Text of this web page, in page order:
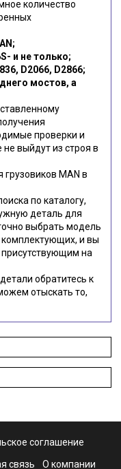
количество
и не только;
D2066, D2866;
мостов, а
проверки и
выйдут из строя в
MAN в
по каталогу,
деталь для
выбрать модель
комплектующих, и вы
присутствующим на
обратитесь к
отыскать то,
соглашение
связь О компании